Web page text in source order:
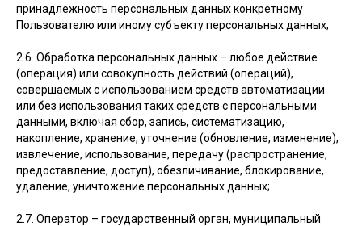
принадлежность персональных данных конкретному
Пользователю или иному субъекту персональных данных;
2.6. Обработка персональных данных – любое действие
(операция) или совокупность действий (операций),
совершаемых с использованием средств автоматизации
или без использования таких средств с персональными
данными, включая сбор, запись, систематизацию,
накопление, хранение, уточнение (обновление, изменение),
извлечение, использование, передачу (распространение,
предоставление, доступ), обезличивание, блокирование,
удаление, уничтожение персональных данных;
2.7. Оператор – государственный орган, муниципальный